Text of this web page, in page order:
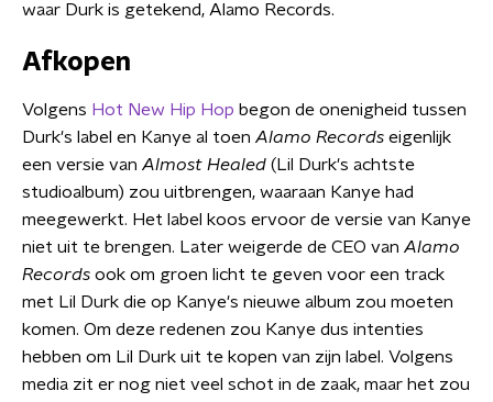
waar Durk is getekend, Alamo Records.
Afkopen
Volgens Hot New Hip Hop begon de onenigheid tussen
Durk's label en Kanye al toen Alamo Records eigenlijk
een versie van Almost Healed (Lil Durk's achtste
studioalbum) zou uitbrengen, waaraan Kanye had
meegewerkt. Het label koos ervoor de versie van Kanye
niet uit te brengen. Later weigerde de CEO van Alamo
Records ook om groen licht te geven voor een track
met Lil Durk die op Kanye's nieuwe album zou moeten
komen. Om deze redenen zou Kanye dus intenties
hebben om Lil Durk uit te kopen van zijn label. Volgens
media zit er nog niet veel schot in de zaak, maar het zou